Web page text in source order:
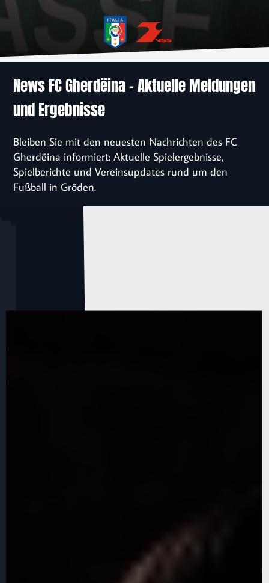
News
Verein
Sponsoren
Einschreibung
News FC Gherdëina – Aktuelle Meldungen
und Ergebnisse
Bleiben Sie mit den neuesten Nachrichten des FC
Gherdëina informiert: Aktuelle Spielergebnisse,
Spielberichte und Vereinsupdates rund um den
Fußball in Gröden.